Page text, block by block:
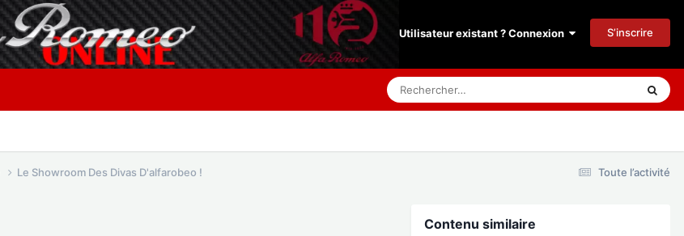
Utilisateur existant ? Connexion S’inscrire
Toute l’activité
Le Showroom Des Divas D'alfarobeo !
Contenu similaire